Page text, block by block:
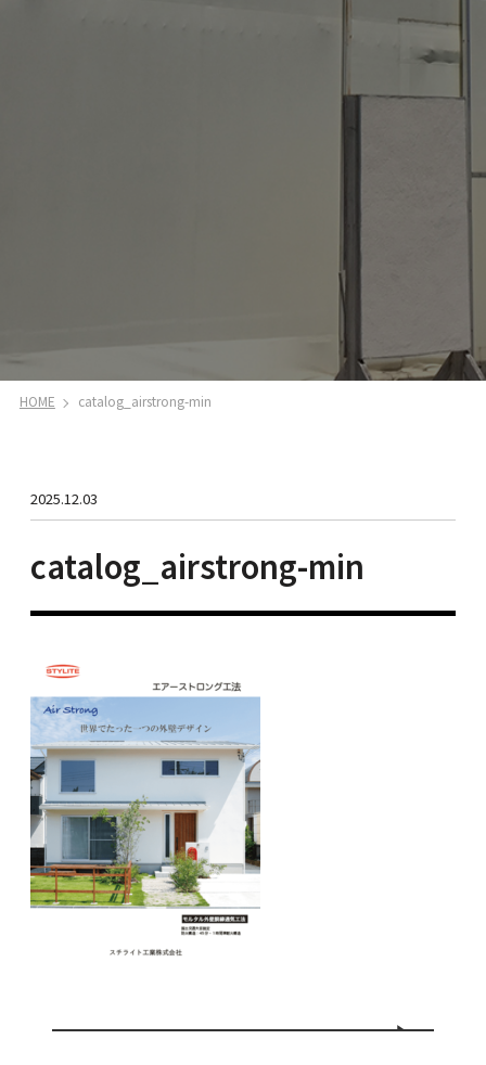
HOME catalog_airstrong-min
2025.12.03
catalog_airstrong-min